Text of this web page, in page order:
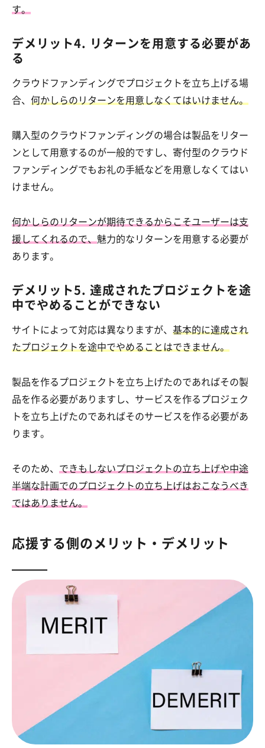
す。
デメリット4. リターンを用意する必要があ
る
クラウドファンディングでプロジェクトを立ち上げる場
合、 何かしらのリターンを用意しなくてはいけません。
購入型のクラウドファンディングの場合は製品をリター
ンとして用意するのが一般的ですし、寄付型のクラウド
ファンディングでもお礼の手紙などを用意しなくてはい
けません。
何かしらのリターンが期待できるからこそユーザーは支
援してくれるので、 魅力的なリターンを用意する必要が
あります。
デメリット5. 達成されたプロジェクトを途
中でやめることができない
サイトによって対応は異なりますが、 基本的に達成され
たプロジェクトを途中でやめることはできません。
製品を作るプロジェクトを立ち上げたのであればその製
品を作る必要がありますし、サービスを作るプロジェク
トを立ち上げたのであればそのサービスを作る必要があ
ります。
そのため、 できもしないプロジェクトの立ち上げや中途
半端な計画でのプロジェクトの立ち上げはおこなうべき
ではありません。
応援する側のメリット・デメリット